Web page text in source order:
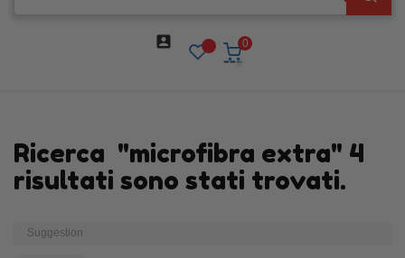
 0
Ricerca "microfibra extra" 4
risultati sono stati trovati.
Suggestion